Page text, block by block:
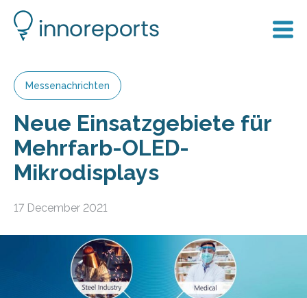
Messenachrichten
Neue Einsatzgebiete für
Mehrfarb-OLED-
Mikrodisplays
17 December 2021